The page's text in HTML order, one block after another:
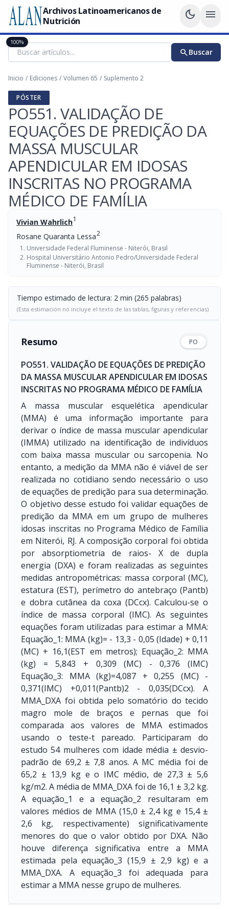
Archivos Latinoamericanos de
Nutrición
dark_mode menu
searchBuscar
Inicio / Ediciones / Volumen 65 / Suplemento 2
PÓSTER
PO551. VALIDAÇÃO DE
EQUAÇÕES DE PREDIÇÃO DA
MASSA MUSCULAR
APENDICULAR EM IDOSAS
INSCRITAS NO PROGRAMA
MÉDICO DE FAMÍLIA
Vivian Wahrlich1
Rosane Quaranta Lessa2
Universidade Federal Fluminense - Niterói, Brasil
Hospital Universitário Antonio Pedro/Universidade Federal
Fluminense - Niterói, Brasil
Tiempo estimado de lectura: 2 min (265 palabras)
(Esta estimación no incluye el texto de las tablas, figuras y referencias)
Resumo PO
PO551. VALIDAÇÃO DE EQUAÇÕES DE PREDIÇÃO
DA MASSA MUSCULAR APENDICULAR EM IDOSAS
INSCRITAS NO PROGRAMA MÉDICO DE FAMÍLIA
A massa muscular esquelética apendicular
(MMA) é uma informação importante para
derivar o índice de massa muscular apendicular
(IMMA) utilizado na identificação de indivíduos
com baixa massa muscular ou sarcopenia. No
entanto, a medição da MMA não é viável de ser
realizada no cotidiano sendo necessário o uso
de equações de predição para sua determinação.
O objetivo desse estudo foi validar equações de
predição da MMA em um grupo de mulheres
idosas inscritas no Programa Médico de Família
em Niterói, RJ. A composição corporal foi obtida
por absorptiometria de raios- X de dupla
energia (DXA) e foram realizadas as seguintes
medidas antropométricas: massa corporal (MC),
estatura (EST), perímetro do antebraço (Pantb)
e dobra cutânea da coxa (DCcx). Calculou-se o
índice de massa corporal (IMC). As seguintes
equações foram utilizadas para estimar a MMA:
Equação_1: MMA (kg)= - 13,3 - 0,05 (Idade) + 0,11
(MC) + 16,1(EST em metros); Equação_2: MMA
(kg) = 5,843 + 0,309 (MC) - 0,376 (IMC)
Equação_3: MMA (kg)=4,087 + 0,255 (MC) -
0,371(IMC) +0,011(Pantb)2 - 0,035(DCcx). A
MMA_DXA foi obtida pelo somatório do tecido
magro mole de braços e pernas que foi
comparada aos valores de MMA estimados
usando o teste-t pareado. Participaram do
estudo 54 mulheres com idade média ± desvio-
padrão de 69,2 ± 7,8 anos. A MC média foi de
65,2 ± 13,9 kg e o IMC médio, de 27,3 ± 5,6
kg/m2. A média de MMA_DXA foi de 16,1 ± 3,2 kg.
A equação_1 e a equação_2 resultaram em
valores médios de MMA (15,0 ± 2,4 kg e 15,4 ±
2,6 kg, respectivamente) significativamente
menores do que o valor obtido por DXA. Não
houve diferença significativa entre a MMA
estimada pela equação_3 (15,9 ± 2,9 kg) e a
MMA_DXA. A equação_3 foi adequada para
estimar a MMA nesse grupo de mulheres.
100%